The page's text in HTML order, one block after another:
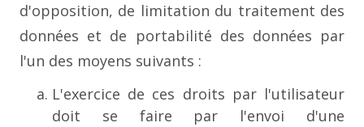
d'opposition, de limitation du traitement des
données et de portabilité des données par
l'un des moyens suivants :
L'exercice de ces droits par l'utilisateur
doit se faire par l'envoi d'une